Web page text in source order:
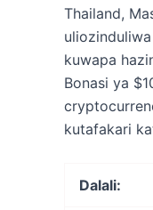
Thailand,
kuwapa
Bonasi ya
kutafakari
Dalali: